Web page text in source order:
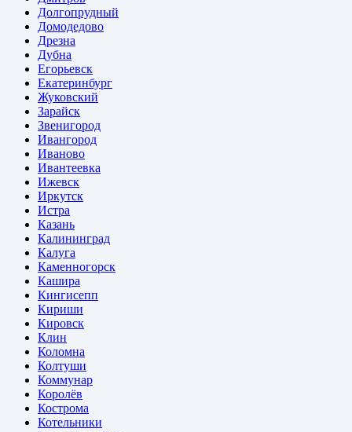
Долгопрудный
Домодедово
Дрезна
Дубна
Егорьевск
Екатеринбург
Жуковский
Зарайск
Звенигород
Ивангород
Иваново
Ивантеевка
Ижевск
Иркутск
Истра
Казань
Калининград
Калуга
Каменногорск
Кашира
Кингисепп
Кириши
Кировск
Клин
Коломна
Колтуши
Коммунар
Королёв
Кострома
Котельники